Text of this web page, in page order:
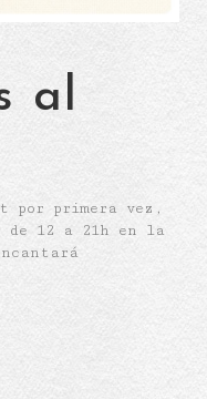
al
por primera vez,
12 a 21h en la